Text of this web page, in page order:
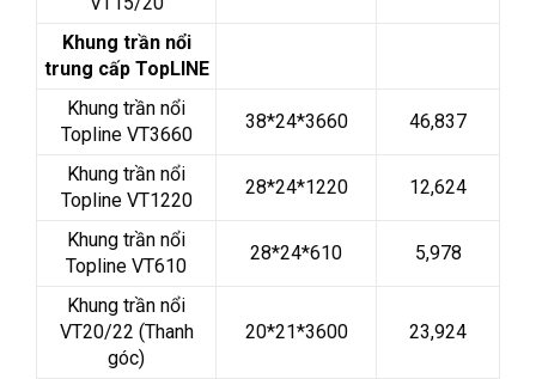
Khung trần nổi
trung cấp TopLINE
Khung trần nổi
Topline VT3660
38*24*3660 46,837
Khung trần nổi
Topline VT1220
28*24*1220 12,624
Khung trần nổi
Topline VT610
28*24*610 5,978
Khung trần nổi
VT20/22 (Thanh
góc)
20*21*3600 23,924